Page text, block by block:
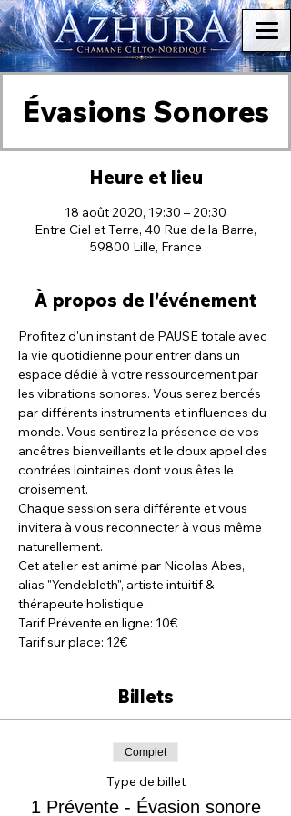
Évasions Sonores
Heure et lieu
18 août 2020, 19:30 – 20:30
Entre Ciel et Terre, 40 Rue de la Barre,
59800 Lille, France
À propos de l'événement
Profitez d'un instant de PAUSE totale avec
la vie quotidienne pour entrer dans un
espace dédié à votre ressourcement par
les vibrations sonores. Vous serez bercés
par différents instruments et influences du
monde. Vous sentirez la présence de vos
ancêtres bienveillants et le doux appel des
contrées lointaines dont vous êtes le
croisement.
Chaque session sera différente et vous
invitera à vous reconnecter à vous même
naturellement.
Cet atelier est animé par Nicolas Abes,
alias "Yendebleth", artiste intuitif &
thérapeute holistique.
Tarif Prévente en ligne: 10€
Tarif sur place: 12€
Billets
Complet
Type de billet
1 Prévente - Évasion sonore